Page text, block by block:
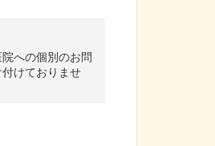
への個別のお問
けておりませ